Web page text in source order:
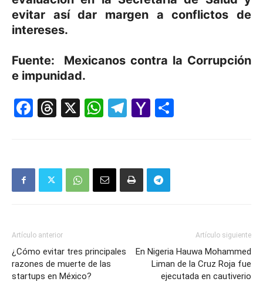
evitar así dar margen a conflictos de
intereses.
Fuente: Mexicanos contra la Corrupción
e impunidad.
Facebook
Threads
X WhatsApp
Telegram
Yahoo
Artículo anterior
¿Cómo evitar tres principales
razones de muerte de las
startups en México?
Artículo siguiente
En Nigeria Hauwa Mohammed
Liman de la Cruz Roja fue
ejecutada en cautiverio